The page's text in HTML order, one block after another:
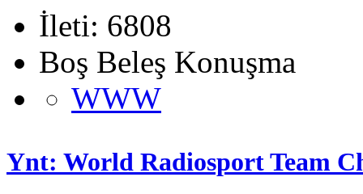
İleti: 6808
Boş Beleş Konuşma
WWW
Ynt: World Radiosport Team